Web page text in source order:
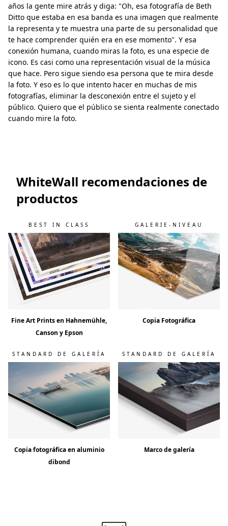
años la gente mire atrás y diga: "Oh, esa fotografía de Beth
Ditto que estaba en esa banda es una imagen que realmente
la representa y te muestra una parte de su personalidad que
te hace comprender quién era en ese momento". Y esa
conexión humana, cuando miras la foto, es una especie de
icono. Es casi como una representación visual de la música
que hace. Pero sigue siendo esa persona que te mira desde
la foto. Y eso es lo que intento hacer en muchas de mis
fotografías, eliminar la desconexión entre el sujeto y el
público. Quiero que el público se sienta realmente conectado
cuando mire la foto.
WhiteWall recomendaciones de
productos
BEST IN CLASS
Fine Art Prints en Hahnemühle,
Canson y Epson
GALERIE-NIVEAU
Copia Fotográfica
STANDARD DE GALERÍA
Copia fotográfica en aluminio
dibond
STANDARD DE GALERÍA
Marco de galería